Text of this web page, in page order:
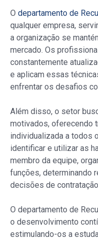
O departamento de
qualquer empresa,
a organização se
mercado. Os
constantemente
e aplicam essas
enfrentar os desafios
Além disso, o setor
motivados, oferecendo
individualizada a todos
identificar e utilizar as
membro da equipe,
funções, determinando
decisões de
O departamento de
o desenvolvimento
estimulando-os a